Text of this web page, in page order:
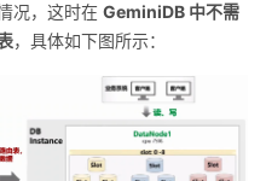
况，这时在 GeminiDB 中不需
，具体如下图所示：